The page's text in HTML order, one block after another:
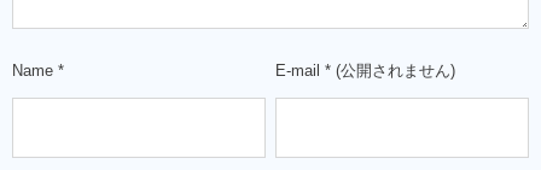
Name * E-mail * (公開されません)